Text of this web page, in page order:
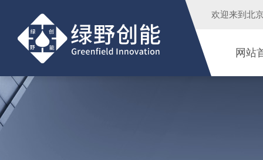
欢迎来到 北
网站